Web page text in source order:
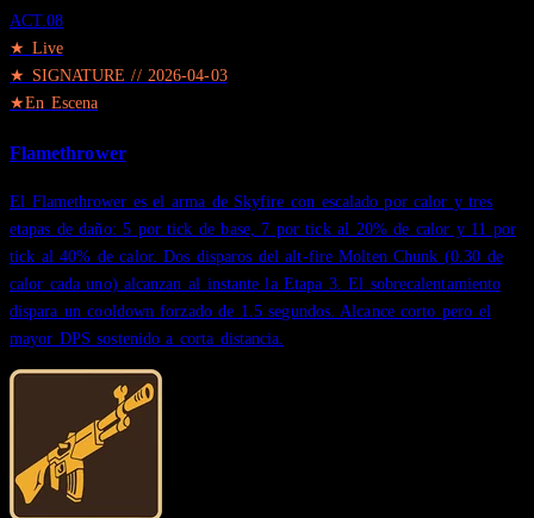
ACT.08
★ Live
★ SIGNATURE //2026-04-03
★En Escena
Flamethrower
El Flamethrower es el arma de Skyfire con escalado por calor y tres
etapas de daño: 5 por tick de base, 7 por tick al 20% de calor y 11 por
tick al 40% de calor. Dos disparos del alt-fire Molten Chunk (0.30 de
calor cada uno) alcanzan al instante la Etapa 3. El sobrecalentamiento
dispara un cooldown forzado de 1.5 segundos. Alcance corto pero el
mayor DPS sostenido a corta distancia.